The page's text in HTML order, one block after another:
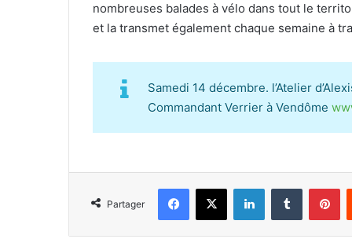
nombreuses balades à vélo dans tout le
et la transmet également chaque semaine à
Samedi 14 décembre. l’Atelier
Commandant Verrier à Vendôme
Partager